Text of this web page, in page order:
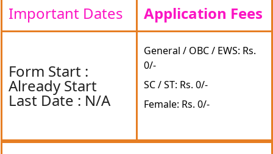
Important Dates Application Fees
Form Start :
Already Start
Last Date : N/A
General / OBC / EWS: Rs.
0/-
SC / ST: Rs. 0/-
Female: Rs. 0/-